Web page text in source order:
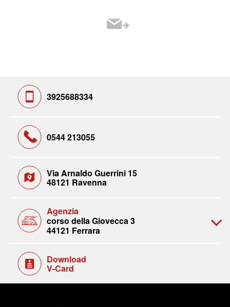
3925688334
0544 213055
Via Arnaldo Guerrini 15
48121 Ravenna
Agenzia
corso della Giovecca 3
44121 Ferrara
Download
V-Card